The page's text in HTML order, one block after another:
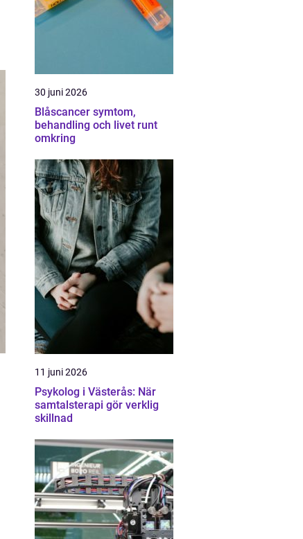
30 juni 2026
Blåscancer symtom,
behandling och livet runt
omkring
11 juni 2026
Psykolog i Västerås: När
samtalsterapi gör verklig
skillnad